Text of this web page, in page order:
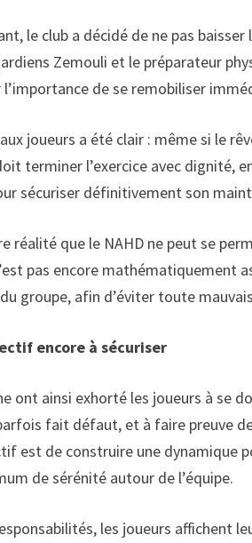
le club a décidé de ne pas
Zemouli et le préparateur
de se remobiliser
joueurs a été clair : même si le
terminer l’exercice avec dignité,
sécuriser définitivement son
réalité que le NAHD ne peut se
pas encore mathématiquement
groupe, afin d’éviter toute
encore à sécuriser
ont ainsi exhorté les joueurs à se
fait défaut, et à faire preuve
est de construire une dynamique
de sérénité autour de l’équipe.
les joueurs affichent